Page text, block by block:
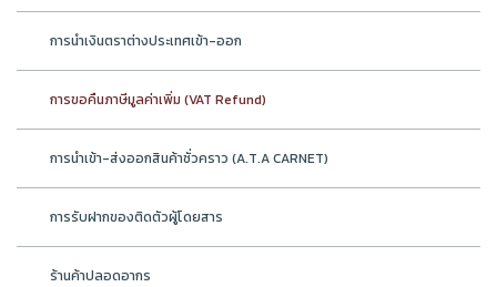
การนำเงินตราต่างประเทศเข้า-ออก
การขอคืนภาษีมูลค่าเพิ่ม (VAT Refund)
การนำเข้า-ส่งออกสินค้าชั่วคราว (A.T.A CARNET)
การรับฝากของติดตัวผู้โดยสาร
ร้านค้าปลอดอากร